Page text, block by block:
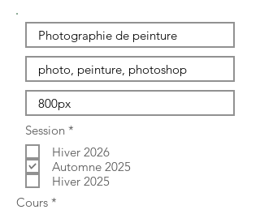
Session *
l
i
g
a
Hiver 2026
Automne 2025
Hiver 2025
Cours *